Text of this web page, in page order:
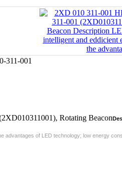
311-001
Rotating Beacon
advantages of LED technology; low energy